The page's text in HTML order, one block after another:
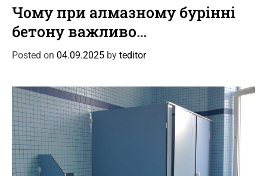
a
e
g
i
e
s
Чому при алмазному бурінні
бетону важливо
дотримуватися кутового
для точного проходження
арматури
Posted on 04.09.2025 by teditor